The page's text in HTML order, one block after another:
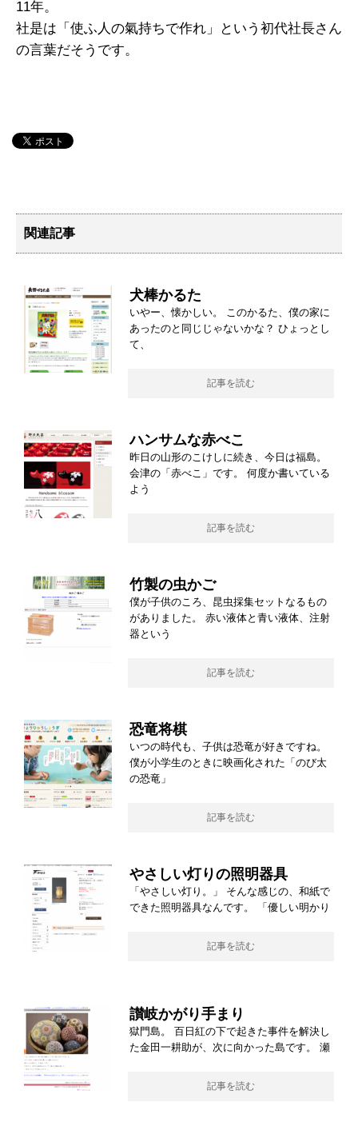
11年。
社是は「使ふ人の氣持ちで作れ」という初代社長さん
の言葉だそうです。
関連記事
犬棒かるた
いやー、懐かしい。 このかるた、僕の家に
あったのと同じじゃないかな？ ひょっとし
て、
記事を読む
ハンサムな赤べこ
昨日の山形のこけしに続き、今日は福島。
会津の「赤べこ」です。 何度か書いている
よう
記事を読む
竹製の虫かご
僕が子供のころ、昆虫採集セットなるもの
がありました。 赤い液体と青い液体、注射
器という
記事を読む
恐竜将棋
いつの時代も、子供は恐竜が好きですね。
僕が小学生のときに映画化された「のび太
の恐竜」
記事を読む
やさしい灯りの照明器具
「やさしい灯り。」 そんな感じの、和紙で
できた照明器具なんです。 「優しい明かり
記事を読む
讃岐かがり手まり
獄門島。 百日紅の下で起きた事件を解決し
た金田一耕助が、次に向かった島です。 瀬
記事を読む